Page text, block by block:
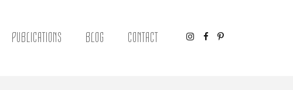
PUBLICATIONS BLOG CONTACT